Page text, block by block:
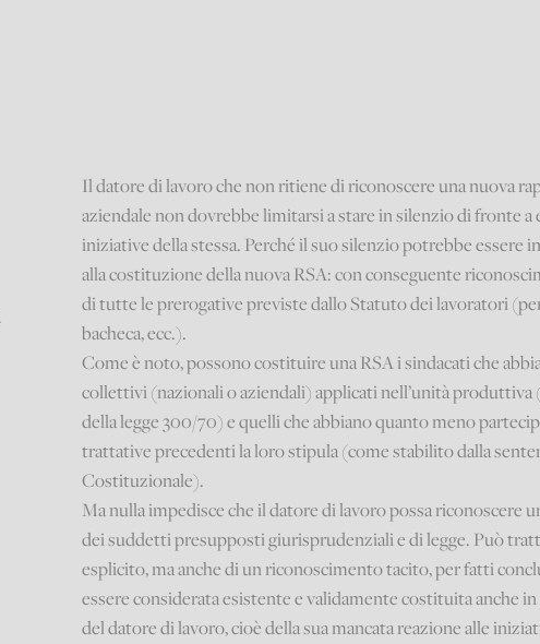
Il datore di lavoro che non ritiene di riconoscere una nuova
aziendale non dovrebbe limitarsi a stare in silenzio di fronte a
iniziative della stessa. Perché il suo silenzio potrebbe essere
alla costituzione della nuova RSA: con conseguente
di tutte le prerogative previste dallo Statuto dei lavoratori
bacheca, ecc.).
Come è noto, possono costituire una RSA i sindacati che
collettivi (nazionali o aziendali) applicati nell’unità produttiva
della legge 300/70) e quelli che abbiano quanto meno
trattative precedenti la loro stipula (come stabilito dalla
Costituzionale).
Ma nulla impedisce che il datore di lavoro possa riconoscere
dei suddetti presupposti giurisprudenziali e di legge. Può
esplicito, ma anche di un riconoscimento tacito, per fatti
essere considerata esistente e validamente costituita anche
del datore di lavoro, cioè della sua mancata reazione alle